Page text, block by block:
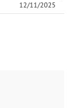
12/11/2025